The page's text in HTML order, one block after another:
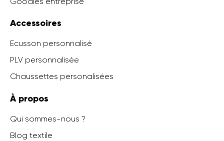
Accessoires
Ecusson personnalisé
PLV personnalisée
Chaussettes personalisées
À propos
Qui sommes-nous ?
Blog textile